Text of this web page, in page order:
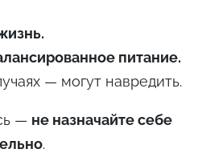
питание.
— могут навредить.
— не назначайте себе
.